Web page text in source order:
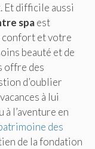
Et difficile aussi
spaest
confort et votre
beauté et de
offre des
d’oublier
à lui
l’aventure en
des
de la fondation